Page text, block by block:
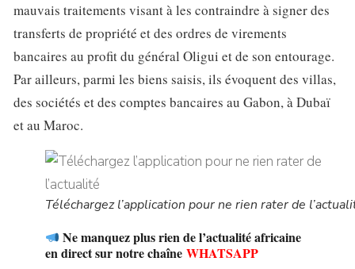
mauvais traitements visant à les contraindre à signer des
transferts de propriété et des ordres de virements
bancaires au profit du général Oligui et de son entourage.
Par ailleurs, parmi les biens saisis, ils évoquent des villas,
des sociétés et des comptes bancaires au Gabon, à Dubaï
et au Maroc.
Téléchargez l’application pour ne rien rater de
Ne manquez plus rien de l’actualité africaine
en direct sur notre chaîne WHATSAPP